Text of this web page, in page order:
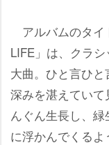
アルバムのタイ
LIFE」は、クラ
大曲。ひと言ひ
深みを湛えてい
んぐん生長し、
に浮かんでくる